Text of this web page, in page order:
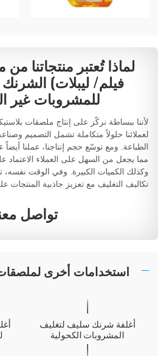
لماذا تُعتبر منتجاتنا
فيلم/ ليبلات)
للمشروبات غير
لأننا ببساطة نركّز على إنتاج ملصقات
لعملائنا حلولاً متكاملة تشمل التصميم
الطباعة. ومع توسّع حجم إنتاجنا، عملنا أيضاً
مما يجعل من السهل على العملاء الاعتماد
وكذلك الكميات الكبيرة. وفي الوقت نفسه،
تكاليف التغليف مع تعزيز جاذبية المنتجات
تواصل
استخدامات أخرى
أغلفة شرنك سليف لتغليف
المشروبات الكحولية